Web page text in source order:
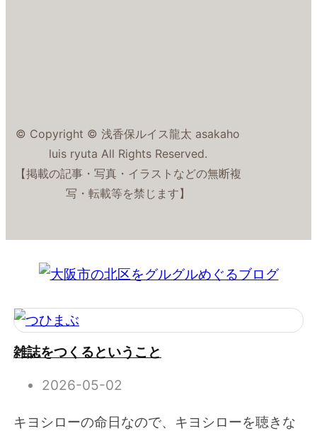
© Copyright © 浅香保ルイス龍太 asakaho
luis ryuta All Rights Reserved.
【掲載の記事・写真・イラストなどの無断複
写・転載等を禁じます】
雑誌をつくるということ
2026-05-02
キヨシローの命日なので、キヨシローを聴きな